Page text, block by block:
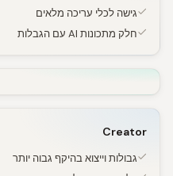
גישה לכלי עריכה מלאים
חלק מתכונות AI עם הגבלות
Creator
גבולות וייצוא בהיקף גבוה יותר